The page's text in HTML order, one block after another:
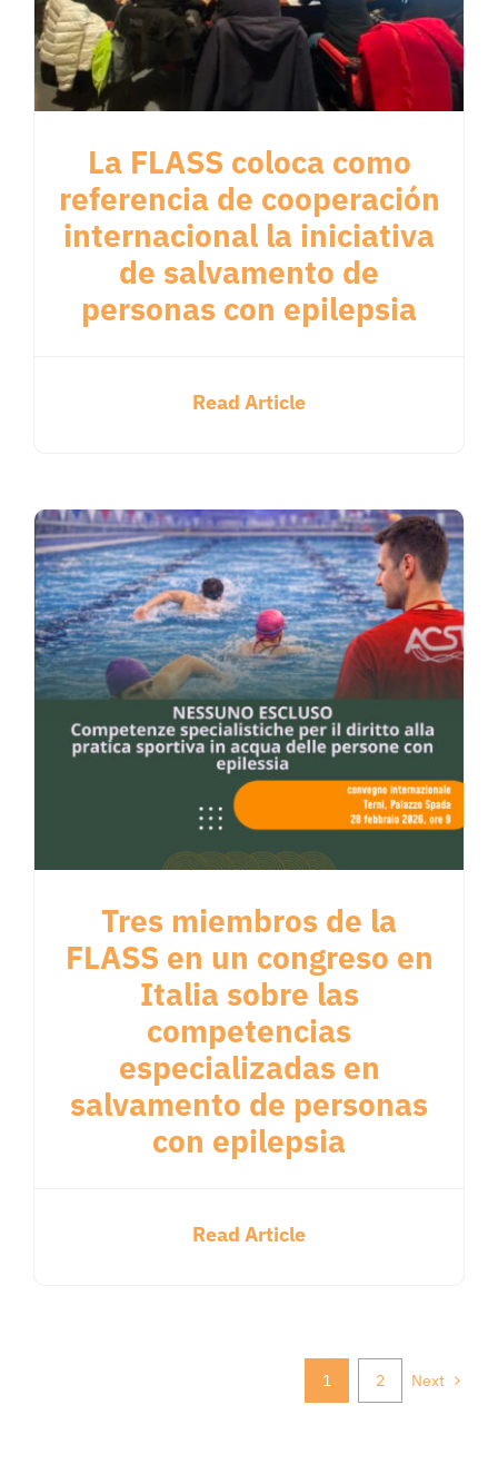
La FLASS coloca como
referencia de cooperación
internacional la iniciativa
de salvamento de
personas con epilepsia
Read Article
Tres miembros de la
FLASS en un congreso en
Italia sobre las
competencias
especializadas en
salvamento de personas
con epilepsia
Read Article
1 2 Next